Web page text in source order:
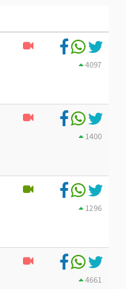
4097
1400
1296
4661